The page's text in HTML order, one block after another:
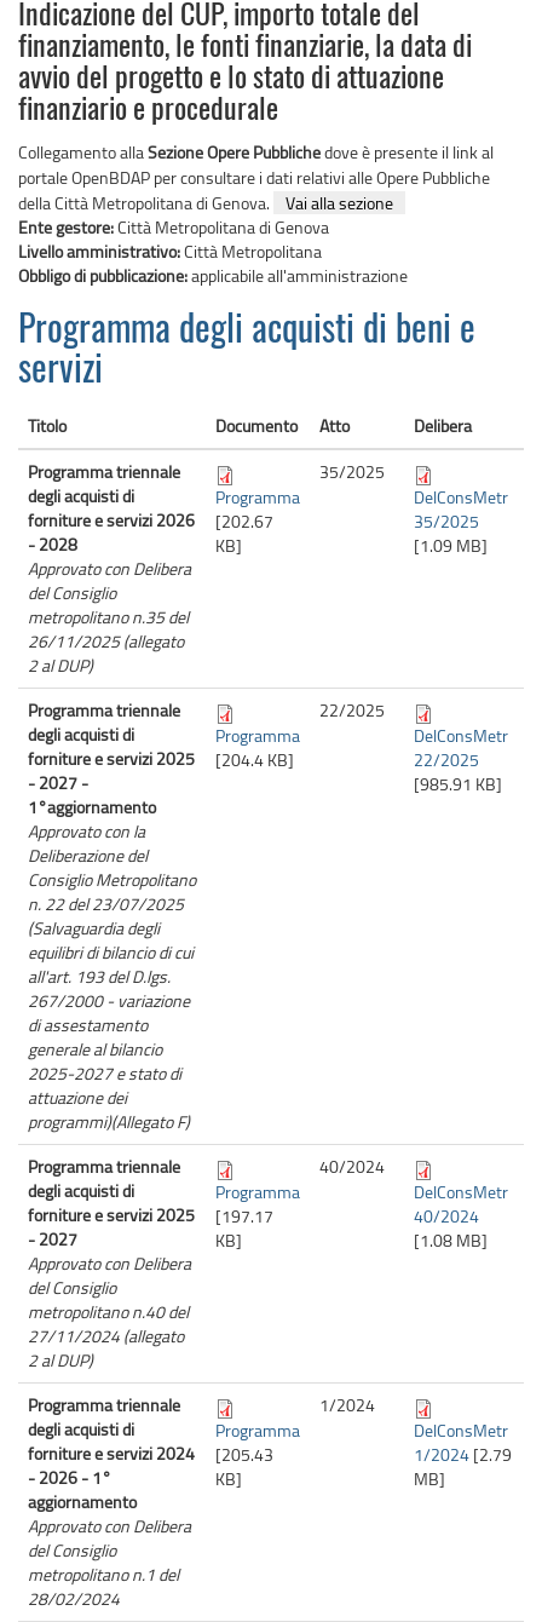
Indicazione del CUP, importo totale del
finanziamento, le fonti finanziarie, la data di
avvio del progetto e lo stato di attuazione
finanziario e procedurale
Collegamento alla Sezione Opere Pubblichedove è presente il link al
portale OpenBDAP per consultare i dati relativi alle Opere Pubbliche
della Città Metropolitana di Genova.
Vai alla sezione
Ente gestore:Città Metropolitana di Genova
Livello amministrativo:Città Metropolitana
Obbligo di pubblicazione:applicabile all'amministrazione
Programma degli acquisti di beni e
servizi
Titolo Documento Atto
Delibera
Programma triennale
degli acquisti di
forniture e servizi 2026
- 2028
Approvato con Delibera
del Consiglio
metropolitano n.35 del
26/11/2025 (allegato
2 al DUP)
Programma
[202.67
KB]
35/2025
DelConsMetr
35/2025
[1.09 MB]
Programma triennale
degli acquisti di
forniture e servizi 2025
- 2027 -
1°aggiornamento
Approvato con la
Deliberazione del
Consiglio Metropolitano
n. 22 del 23/07/2025
(Salvaguardia degli
equilibri di bilancio di cui
all'art. 193 del D.lgs.
267/2000 - variazione
di assestamento
generale al bilancio
2025-2027 e stato di
attuazione dei
programmi)(Allegato F)
Programma
[204.4 KB]
22/2025
DelConsMetr
22/2025
[985.91 KB]
Programma triennale
degli acquisti di
forniture e servizi 2025
- 2027
Approvato con Delibera
del Consiglio
metropolitano n.40 del
27/11/2024 (allegato
2 al DUP)
Programma
[197.17
KB]
40/2024
DelConsMetr
40/2024
[1.08 MB]
Programma triennale
degli acquisti di
forniture e servizi 2024
- 2026 - 1°
aggiornamento
Approvato con Delibera
del Consiglio
metropolitano n.1 del
28/02/2024
Programma
[205.43
KB]
1/2024
DelConsMetr
1/2024 [2.79
MB]